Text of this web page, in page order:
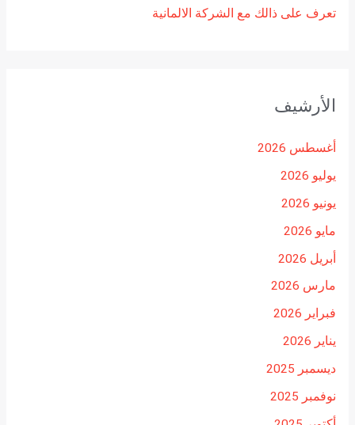
تعرف على ذالك مع الشركة الالمانية
الأرشيف
أغسطس 2026
يوليو 2026
يونيو 2026
مايو 2026
أبريل 2026
مارس 2026
فبراير 2026
يناير 2026
ديسمبر 2025
نوفمبر 2025